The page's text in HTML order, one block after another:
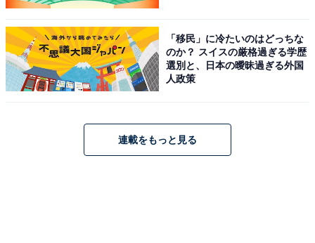
「移民」に冷たいのはどっちな
のか？ スイスの厳格過ぎる学歴
選別と、日本の曖昧過ぎる外国
人政策
連載をもっと見る